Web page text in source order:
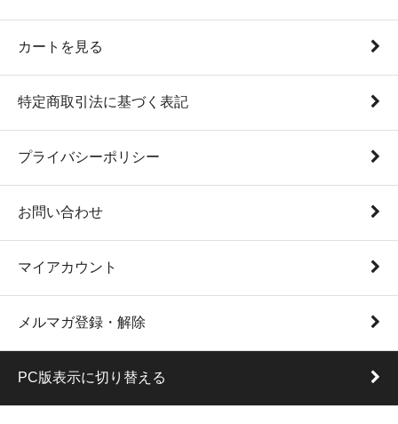
カートを見る
特定商取引法に基づく表記
プライバシーポリシー
お問い合わせ
マイアカウント
メルマガ登録・解除
PC版表示に切り替える